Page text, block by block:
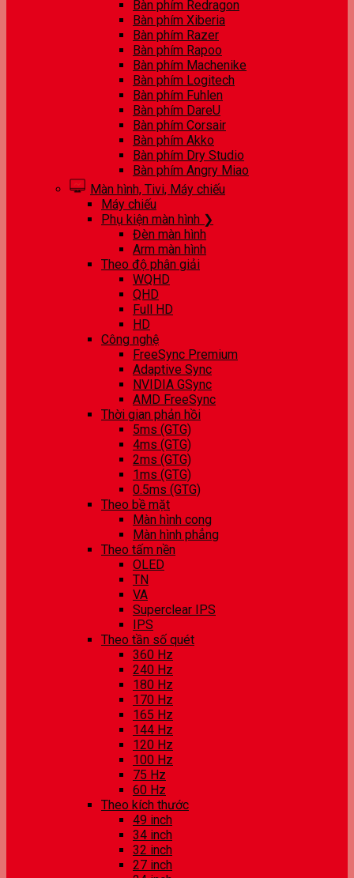
Bàn phím Redragon
Bàn phím Xiberia
Bàn phím Razer
Bàn phím Rapoo
Bàn phím Machenike
Bàn phím Logitech
Bàn phím Fuhlen
Bàn phím DareU
Bàn phím Corsair
Bàn phím Akko
Bàn phím Dry Studio
Bàn phím Angry Miao
Màn hình, Tivi, Máy chiếu
Máy chiếu
Phụ kiện màn hình ❯
Đèn màn hình
Arm màn hình
Theo độ phân giải
WQHD
QHD
Full HD
HD
Công nghệ
FreeSync Premium
Adaptive Sync
NVIDIA GSync
AMD FreeSync
Thời gian phản hồi
5ms (GTG)
4ms (GTG)
2ms (GTG)
1ms (GTG)
0.5ms (GTG)
Theo bề mặt
Màn hình cong
Màn hình phẳng
Theo tấm nền
OLED
TN
VA
Superclear IPS
IPS
Theo tần số quét
360 Hz
240 Hz
180 Hz
170 Hz
165 Hz
144 Hz
120 Hz
100 Hz
75 Hz
60 Hz
Theo kích thước
49 inch
34 inch
32 inch
27 inch